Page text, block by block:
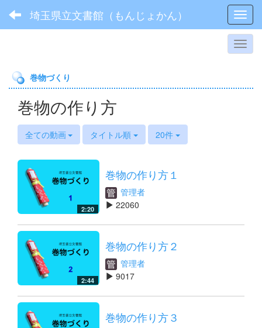
埼玉県立文書館（もんじょかん）
巻物づくり
巻物の作り方
全ての動画 タイトル順 20件
2:20
巻物の作り方１
管理者
22060
2:44
巻物の作り方２
管理者
9017
巻物の作り方３